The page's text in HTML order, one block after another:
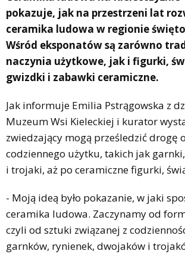
pokazuje, jak na przestrzeni lat
ceramika ludowa w regionie
Wśród eksponatów są zarówno
naczynia użytkowe, jak i figurki,
gwizdki i zabawki ceramiczne.
Jak informuje Emilia Pstrągowska z
Muzeum Wsi Kieleckiej i kurator
zwiedzający mogą prześledzić drogę
codziennego użytku, takich jak
i trojaki, aż po ceramiczne figurki,
- Moją ideą było pokazanie, w jaki
ceramika ludowa. Zaczynamy od
czyli od sztuki związanej z
garnków, rynienek, dwojaków i